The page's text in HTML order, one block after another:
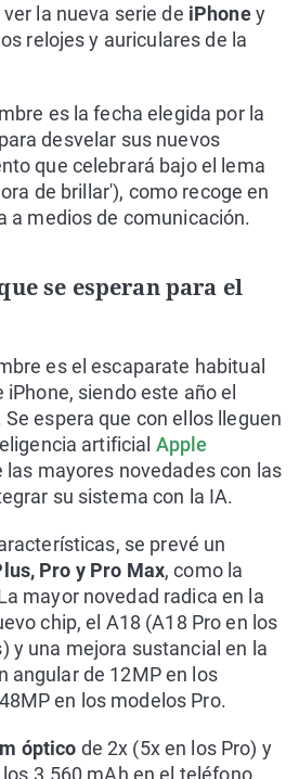
la nueva serie de iPhoney
relojes y auriculares de la
es la fecha elegida por la
desvelar sus nuevos
que celebrará bajo el lema
de brillar'), como recoge en
a medios de comunicación.
se esperan para el
es el escaparate habitual
siendo este año el
Se espera que con ellos lleguen
artificial Apple
las mayores novedades con las
su sistema con la IA.
se prevé un
Pro y Pro Max, como la
mayor novedad radica en la
chip, el A18 (A18 Pro en los
y una mejora sustancial en la
angular de 12MP en los
en los modelos Pro.
óptico de 2x (5x en los Pro) y
3.560 mAh en el teléfono